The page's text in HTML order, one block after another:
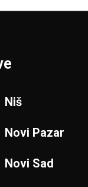
Niš
Novi Pazar
Novi Sad